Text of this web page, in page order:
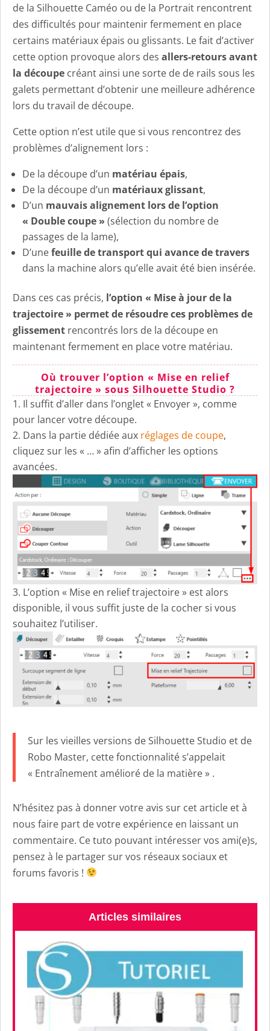
de la Silhouette Caméo ou de la Portrait rencontrent
des difficultés pour maintenir fermement en place
certains matériaux épais ou glissants. Le fait d’activer
cette option provoque alors des allers-retours avant
la découpe créant ainsi une sorte de de rails sous les
galets permettant d’obtenir une meilleure adhérence
lors du travail de découpe.
Cette option n’est utile que si vous rencontrez des
problèmes d’alignement lors :
De la découpe d’un matériau épais,
De la découpe d’un matériaux glissant,
D’un mauvais alignement lors de l’option
« Double coupe » (sélection du nombre de
passages de la lame),
D’unefeuille de transport qui avance de travers
dans la machine alors qu’elle avait été bien insérée.
Dans ces cas précis, l’option « Mise à jour de la
trajectoire » permet de résoudre ces problèmes de
glissement rencontrés lors de la découpe en
maintenant fermement en place votre matériau.
Où trouver l’option « Mise en relief
trajectoire » sous Silhouette Studio ?
Il suffit d’aller dans l’onglet « Envoyer », comme
pour lancer votre découpe.
Dans la partie dédiée aux réglages de coupe,
cliquez sur les « … » afin d’afficher les options
avancées.
L’option « Mise en relief trajectoire » est alors
disponible, il vous suffit juste de la cocher si vous
souhaitez l’utiliser.
Sur les vieilles versions de Silhouette Studio et de
Robo Master, cette fonctionnalité s’appelait
« Entraînement amélioré de la matière » .
N’hésitez pas à donner votre avis sur cet article et à
nous faire part de votre expérience en laissant un
commentaire. Ce tuto pouvant intéresser vos ami(e)s,
pensez à le partager sur vos réseaux sociaux et
forums favoris !
Articles similaires